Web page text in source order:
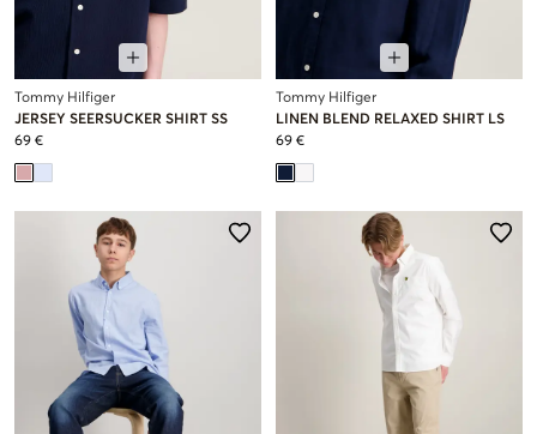
Tommy Hilfiger
JERSEY SEERSUCKER SHIRT SS
69 €
Tommy Hilfiger
LINEN BLEND RELAXED SHIRT LS
69 €